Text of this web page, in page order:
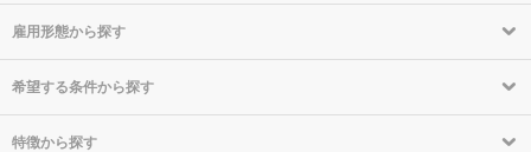
雇用形態から探す
希望する条件から探す
特徴から探す